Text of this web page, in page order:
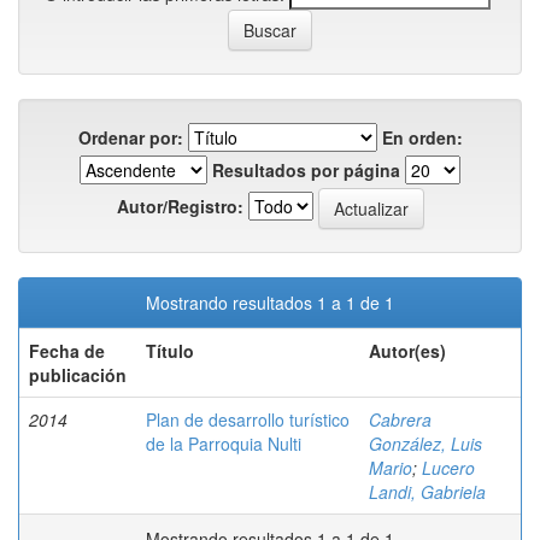
Ordenar por:
En orden:
Resultados por página
Autor/Registro:
Mostrando resultados 1 a 1 de 1
Fecha de
publicación
Título Autor(es)
2014
Plan de desarrollo turístico
de la Parroquia Nulti
Cabrera
González, Luis
Mario; Lucero
Landi, Gabriela